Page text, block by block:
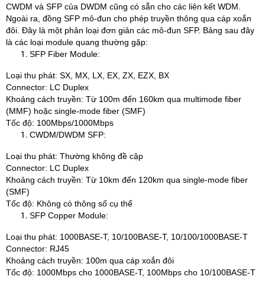
CWDM và SFP của DWDM cũng có sẵn cho các liên kết WDM.
Ngoài ra, đồng SFP mô-đun cho phép truyền thông qua cáp xoắn
đôi. Đây là một phân loại đơn giản các mô-đun SFP. Bảng sau đây
là các loại module quang thường gặp:
SFP Fiber Module:
Loại thu phát: SX, MX, LX, EX, ZX, EZX, BX
Connector: LC Duplex
Khoảng cách truyền: Từ 100m đến 160km qua multimode fiber
(MMF) hoặc single-mode fiber (SMF)
Tốc độ: 100Mbps/1000Mbps
CWDM/DWDM SFP:
Loại thu phát: Thường không đề cập
Connector: LC Duplex
Khoảng cách truyền: Từ 10km đến 120km qua single-mode fiber
(SMF)
Tốc độ: Không có thông số cụ thể
SFP Copper Module:
Loại thu phát: 1000BASE-T, 10/100BASE-T, 10/100/1000BASE-T
Connector: RJ45
Khoảng cách truyền: 100m qua cáp xoắn đôi
Tốc độ: 1000Mbps cho 1000BASE-T, 100Mbps cho 10/100BASE-T